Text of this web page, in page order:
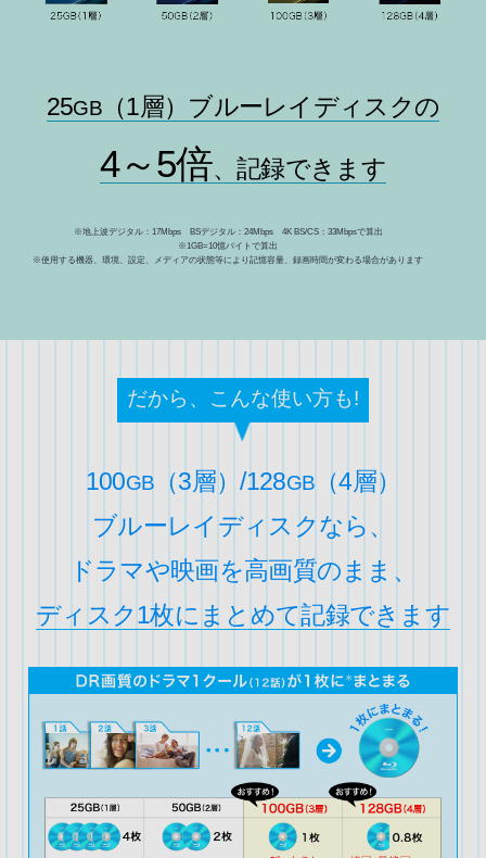
25GB （1層）ブルーレイディスクの
4～5倍、記録できます
※地上波デジタル：17Mbps BSデジタル：24Mbps 4K BS/CS：33Mbpsで算出
※1GB=10憶バイトで算出
※使用する機器、環境、設定、メディアの状態等により記憶容量、録画時間が変わる場合があります
だから、こんな使い方も!
100GB （3層）/128GB
（4層）
ブルーレイディスクなら、
ドラマや映画を高画質のまま、
ディスク1枚にまとめて記録できます